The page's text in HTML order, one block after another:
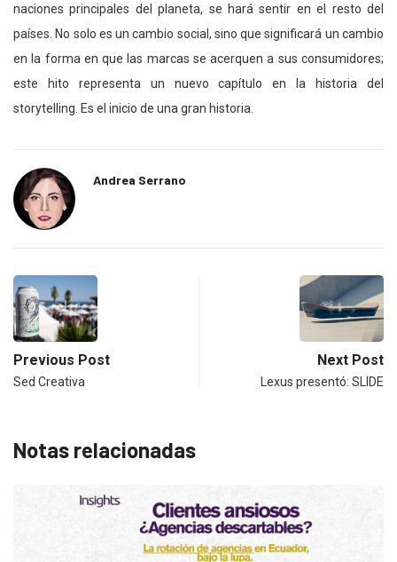
naciones principales del planeta, se hará sentir en el resto del
países. No solo es un cambio social, sino que significará un cambio
en la forma en que las marcas se acerquen a sus consumidores;
este hito representa un nuevo capítulo en la historia del
storytelling. Es el inicio de una gran historia.
Andrea Serrano
Previous Post
Sed Creativa
Next Post
Lexus presentó: SLIDE
Notas relacionadas